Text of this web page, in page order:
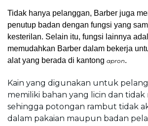
Tidak hanya pelanggan, Barber juga
penutup badan dengan fungsi yang
kesterilan. Selain itu, fungsi lainnya
memudahkan Barber dalam bekerja
alat yang berada di kantong apron.
Kain yang digunakan untuk
memiliki bahan yang licin dan
sehingga potongan rambut tidak
dalam pakaian maupun badan